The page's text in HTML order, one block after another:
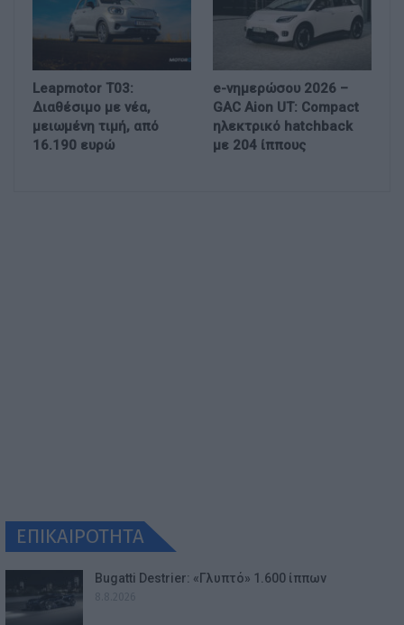
Leapmotor T03:
Διαθέσιμο με νέα,
μειωμένη τιμή, από
16.190 ευρώ
e-νημερώσου 2026 –
GAC Aion UT: Compact
ηλεκτρικό hatchback
με 204 ίππους
ΕΠΙΚΑΙΡΟΤΗΤΑ
Bugatti Destrier: «Γλυπτό» 1.600 ίππων